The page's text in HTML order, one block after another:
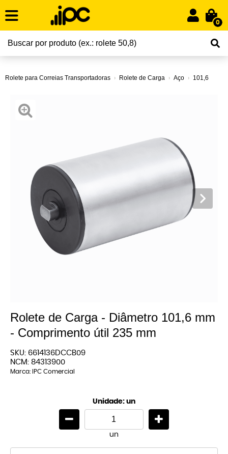
0
Rolete para Correias Transportadoras Rolete de Carga Aço 101,6
Rolete de Carga - Diâmetro 101,6 mm
- Comprimento útil 235 mm
SKU: 6614136DCCB09
NCM: 84313900
Marca: IPC Comercial
Unidade: un
un